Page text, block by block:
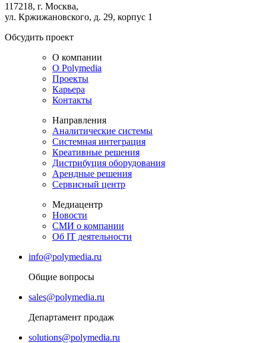
117218, г. Москва,
ул. Кржижановского, д. 29, корпус 1
Обсудить проект
О компании
О Polymedia
Проекты
Карьера
Контакты
Направления
Аналитические системы
Системная интеграция
Креативные решения
Дистрибуция оборудования
Арендные решения
Сервисный центр
Медиацентр
Новости
СМИ о компании
Об IT деятельности
info@polymedia.ru
Общие вопросы
sales@polymedia.ru
Департамент продаж
solutions@polymedia.ru